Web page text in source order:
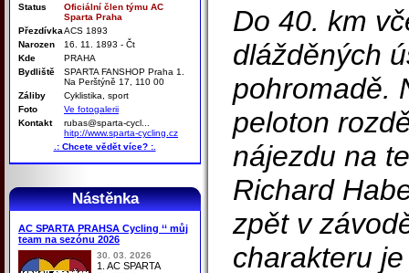
Status
Oficiální člen týmu AC
Sparta Praha
PřezdívkaACS 1893
Narozen
16. 11. 1893 - Čt
Kde
PRAHA
Bydliště
SPARTA FANSHOP Praha 1.
Na Perštýně 17, 110 00
Záliby
Cyklistika, sport
Foto
Ve fotogalerii
Kontakt
rubas@sparta-cycl...
hitp://www.sparta-cycling.cz
.: Chcete vědět více? :.
Nástěnka
AC SPARTA PRAHSA Cycling ‘‘ můj
team na sezónu 2026
30. 03. 2026
1. AC SPARTA
Do 40. km
dlážděných
pohromadě.
peloton
nájezdu na
Richard
zpět v
charakteru